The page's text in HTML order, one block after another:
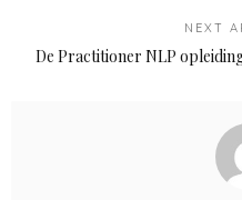
NEXT
De Practitioner NLP